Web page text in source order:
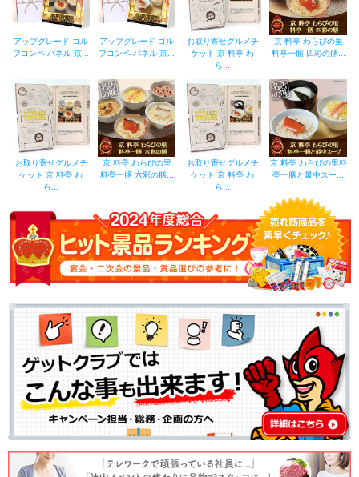
アップグレード ゴル
フコンペ パネル 京...
アップグレード ゴル
フコンペ パネル 京...
お取り寄せグルメチ
ケット 京 料亭 わ
ら...
京 料亭 わらびの里
料亭一膳 四彩の膳...
お取り寄せグルメチ
ケット 京 料亭 わ
ら...
京 料亭 わらびの里
料亭一膳 六彩の膳...
お取り寄せグルメチ
ケット 京 料亭 わ
ら...
京 料亭 わらびの里料
亭一膳と最中スー...